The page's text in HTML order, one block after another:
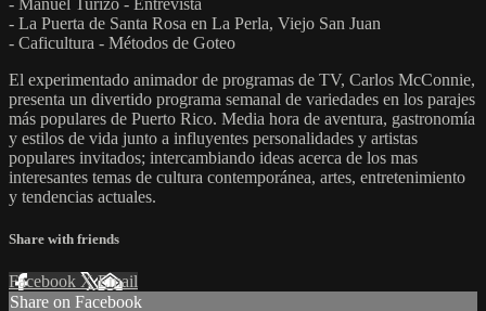
- Manuel Turizo - Entrevista
- La Puerta de Santa Rosa en La Perla, Viejo San Juan
- Caficultura - Métodos de Goteo
El experimentado animador de programas de TV, Carlos McConnie,
presenta un divertido programa semanal de variedades en los parajes
más populares de Puerto Rico. Media hora de aventura, gastronomía
y estilos de vida junto a influyentes personalidades y artistas
populares invitados; intercambiando ideas acerca de los mas
interesantes temas de cultura contemporánea, artes, entretenimiento
y tendencias actuales.
Share with friends
Facebook XEmail
Share on Facebook